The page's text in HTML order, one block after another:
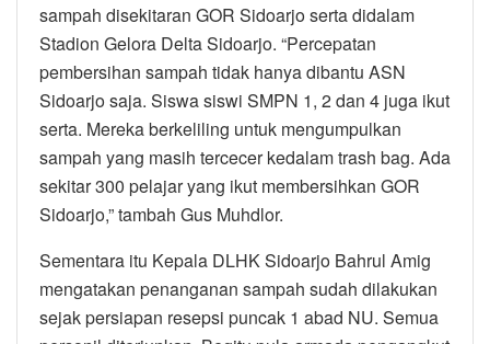
sampah disekitaran GOR Sidoarjo serta didalam
Stadion Gelora Delta Sidoarjo. “Percepatan
pembersihan sampah tidak hanya dibantu ASN
Sidoarjo saja. Siswa siswi SMPN 1, 2 dan 4 juga ikut
serta. Mereka berkeliling untuk mengumpulkan
sampah yang masih tercecer kedalam trash bag. Ada
sekitar 300 pelajar yang ikut membersihkan GOR
Sidoarjo,” tambah Gus Muhdlor.
Sementara itu Kepala DLHK Sidoarjo Bahrul Amig
mengatakan penanganan sampah sudah dilakukan
sejak persiapan resepsi puncak 1 abad NU. Semua